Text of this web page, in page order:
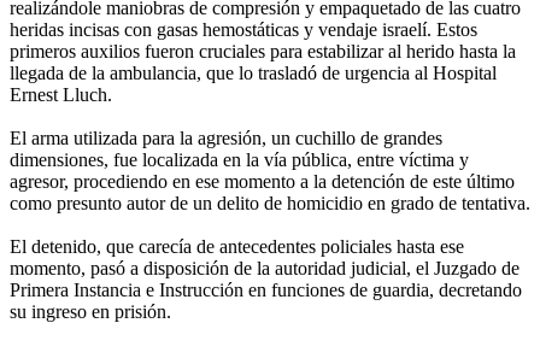
realizándole maniobras de compresión y empaquetado de las cuatro
heridas incisas con gasas hemostáticas y vendaje israelí. Estos
primeros auxilios fueron cruciales para estabilizar al herido hasta la
llegada de la ambulancia, que lo trasladó de urgencia al Hospital
Ernest Lluch.
El arma utilizada para la agresión, un cuchillo de grandes
dimensiones, fue localizada en la vía pública, entre víctima y
agresor, procediendo en ese momento a la detención de este último
como presunto autor de un delito de homicidio en grado de tentativa.
El detenido, que carecía de antecedentes policiales hasta ese
momento, pasó a disposición de la autoridad judicial, el Juzgado de
Primera Instancia e Instrucción en funciones de guardia, decretando
su ingreso en prisión.